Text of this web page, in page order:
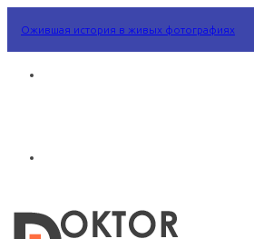
Ожившая история в живых фотографиях